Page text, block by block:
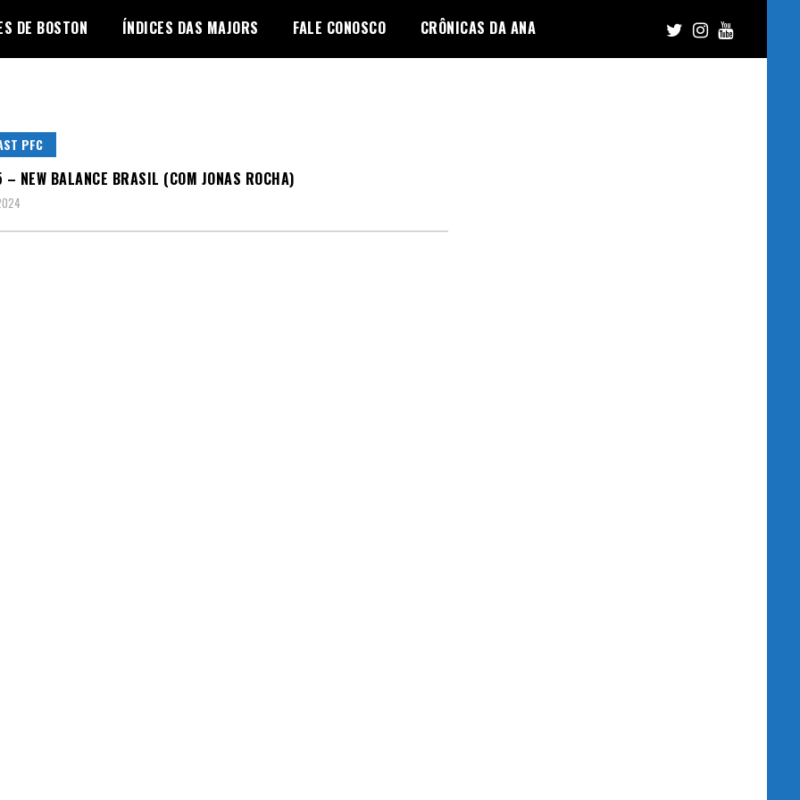
DE BOSTON ÍNDICES DAS MAJORS FALE CONOSCO CRÔNICAS DA ANA
PFC
– NEW BALANCE BRASIL (COM JONAS ROCHA)